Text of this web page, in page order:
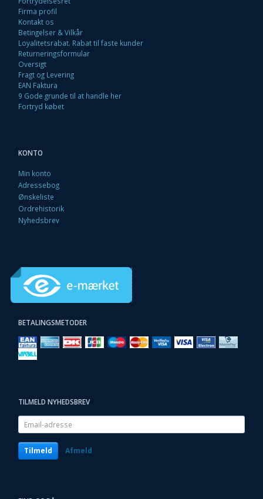
Firma profil
Kontakt os
Betingelser & Vilkår
Loyalitetsrabat. Rabat til faste kunder
Returneringsformular
Oversigt
Fragt og Levering
EAN Faktura
9 Gode grunde til at handle her
Fortryd købet
KONTO
Min konto
Adressebog
Ønskeliste
Ordrehistorik
Nyhedsbrev
BETALINGSMETODER
TILMELD NYHEDSBREV
Email-
adresse
Tilmeld Afmeld